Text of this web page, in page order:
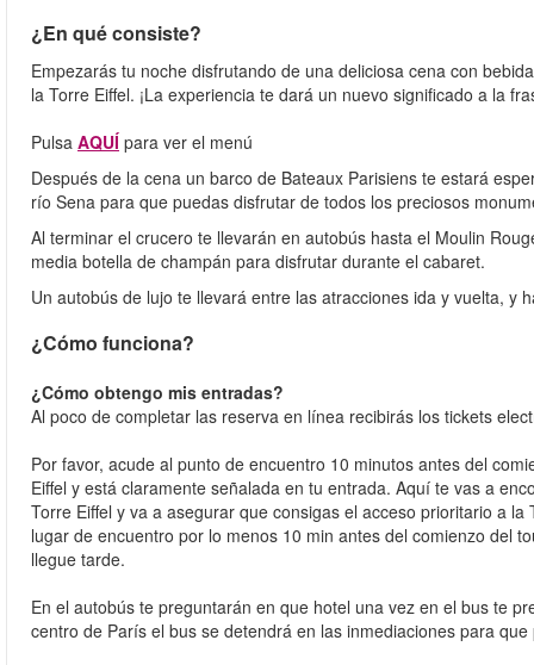
¿En qué consiste?
Empezarás tu noche disfrutando de una deliciosa cena con
la Torre Eiffel. ¡La experiencia te dará un nuevo significado a la
Pulsa AQUÍ para ver el menú
Después de la cena un barco de Bateaux Parisiens te estará
río Sena para que puedas disfrutar de todos los preciosos
Al terminar el crucero te llevarán en autobús hasta el Moulin
media botella de champán para disfrutar durante el cabaret.
Un autobús de lujo te llevará entre las atracciones ida y vuelta,
¿Cómo funciona?
¿Cómo obtengo mis entradas?
Al poco de completar las reserva en línea recibirás los tickets
Por favor, acude al punto de encuentro 10 minutos antes del
Eiffel y está claramente señalada en tu entrada. Aquí te vas a
Torre Eiffel y va a asegurar que consigas el acceso prioritario a
lugar de encuentro por lo menos 10 min antes del comienzo del
llegue tarde.
En el autobús te preguntarán en que hotel una vez en el bus te
centro de París el bus se detendrá en las inmediaciones para